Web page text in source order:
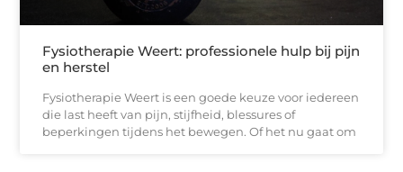
Fysiotherapie Weert: professionele hulp bij pijn
en herstel
Fysiotherapie Weert is een goede keuze voor iedereen
die last heeft van pijn, stijfheid, blessures of
beperkingen tijdens het bewegen. Of het nu gaat om